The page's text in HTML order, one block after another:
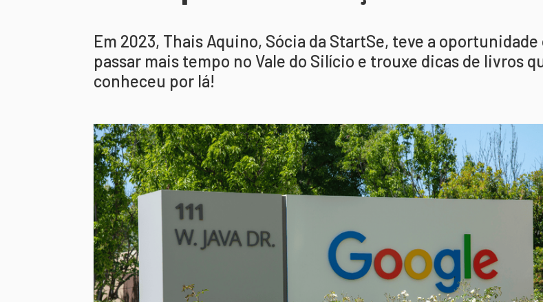
Em 2023, Thais Aquino, Sócia da StartSe, teve a oportunidade
passar mais tempo no Vale do Silício e trouxe dicas de livros
conheceu por lá!